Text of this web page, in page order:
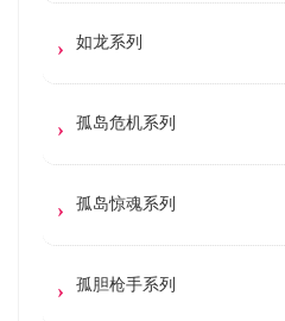
如龙系列
孤岛危机系列
孤岛惊魂系列
孤胆枪手系列